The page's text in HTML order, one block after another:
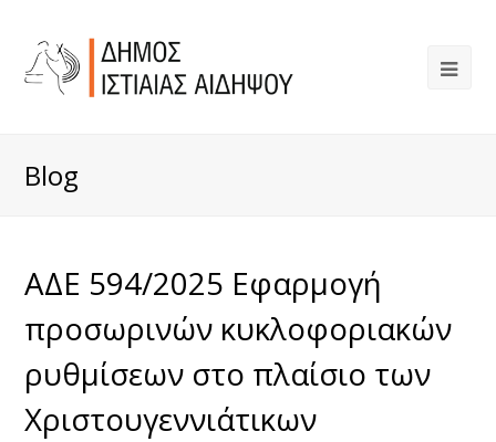
Blog
ΑΔΕ 594/2025 Εφαρμογή
προσωρινών κυκλοφοριακών
ρυθμίσεων στο πλαίσιο των
Χριστουγεννιάτικων